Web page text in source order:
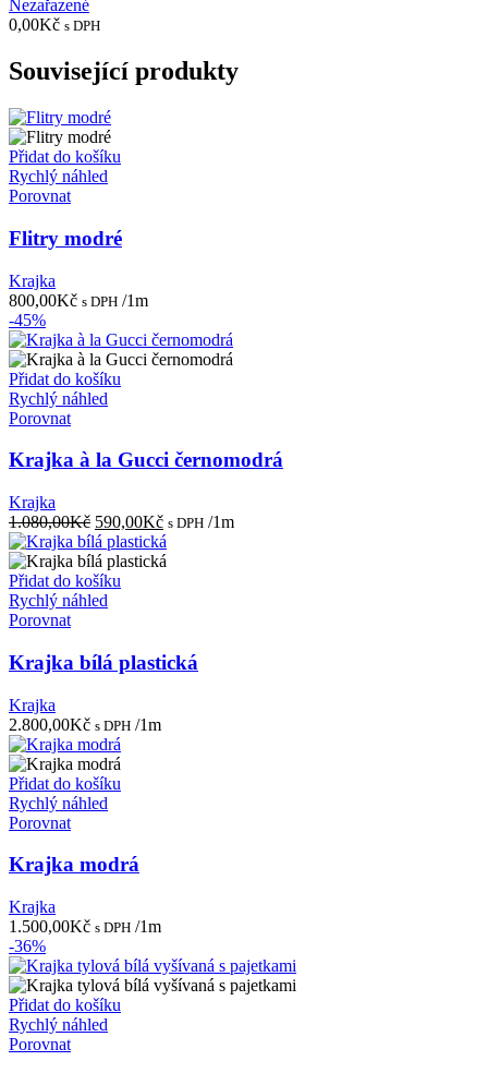
Nezařazené
0,00Kč s DPH
Související produkty
Přidat do košíku
Rychlý náhled
Porovnat
Flitry modré
Krajka
800,00Kč s DPH /1m
-45%
Přidat do košíku
Rychlý náhled
Porovnat
Krajka à la Gucci černomodrá
Krajka
1.080,00Kč Původní
cena
byla:
1.080,00Kč.
590,00KčAktuální
cena
je:
s DPH /1m
Přidat do košíku
Rychlý náhled
Porovnat
Krajka bílá plastická
Krajka
2.800,00Kč s DPH /1m
Přidat do košíku
Rychlý náhled
Porovnat
Krajka modrá
Krajka
1.500,00Kč s DPH /1m
-36%
Přidat do košíku
Rychlý náhled
Porovnat